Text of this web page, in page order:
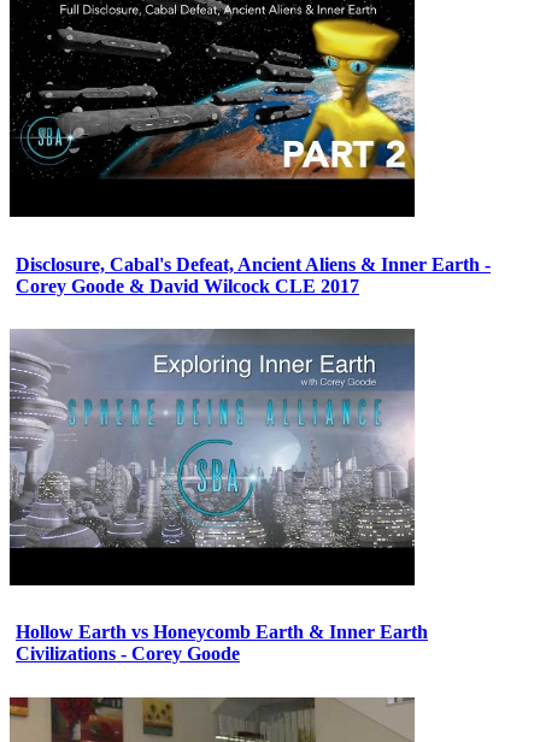
Disclosure, Cabal's Defeat, Ancient Aliens & Inner Earth -
Corey Goode & David Wilcock CLE 2017
Hollow Earth vs Honeycomb Earth & Inner Earth
Civilizations - Corey Goode